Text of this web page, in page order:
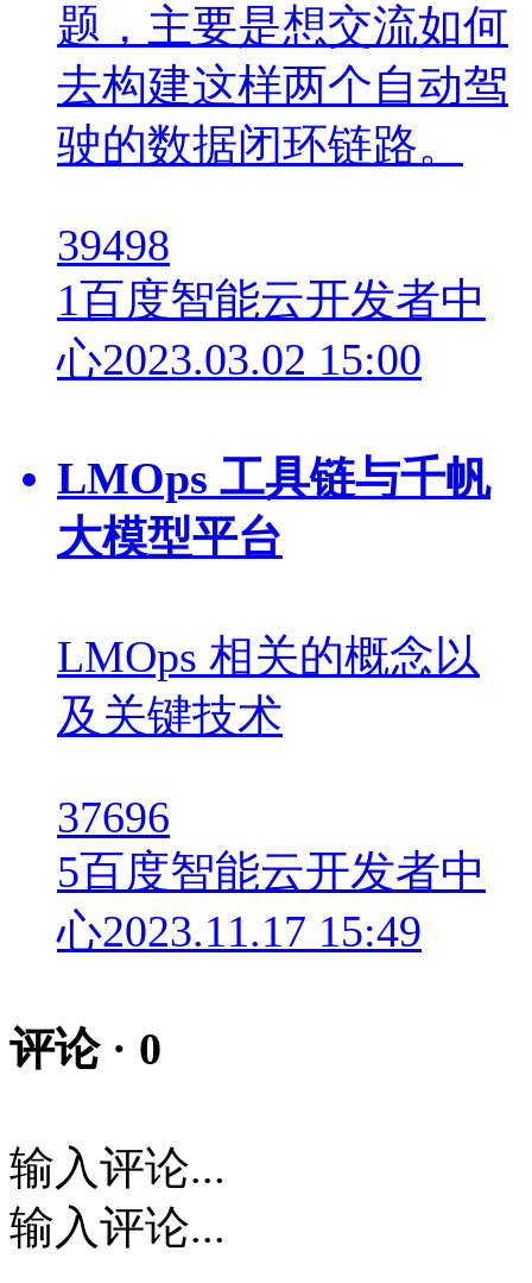
题，主要是想交流如何
去构建这样两个自动驾
驶的数据闭环链路。
39498
1百度智能云开发者中
心2023.03.02 15:00
LMOps 工具链与千帆
大模型平台
LMOps 相关的概念以
及关键技术
37696
5百度智能云开发者中
心2023.11.17 15:49
评论 · 0
输入评论...
输入评论...